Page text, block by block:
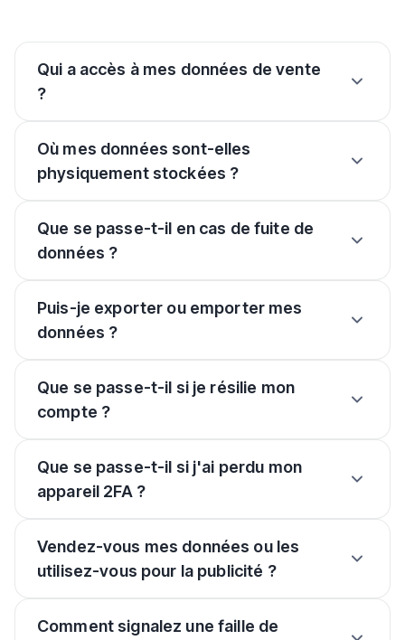
Qui a accès à mes données de vente
?
Où mes données sont-elles
physiquement stockées ?
Que se passe-t-il en cas de fuite de
données ?
Puis-je exporter ou emporter mes
données ?
Que se passe-t-il si je résilie mon
compte ?
Que se passe-t-il si j'ai perdu mon
appareil 2FA ?
Vendez-vous mes données ou les
utilisez-vous pour la publicité ?
Comment signalez une faille de